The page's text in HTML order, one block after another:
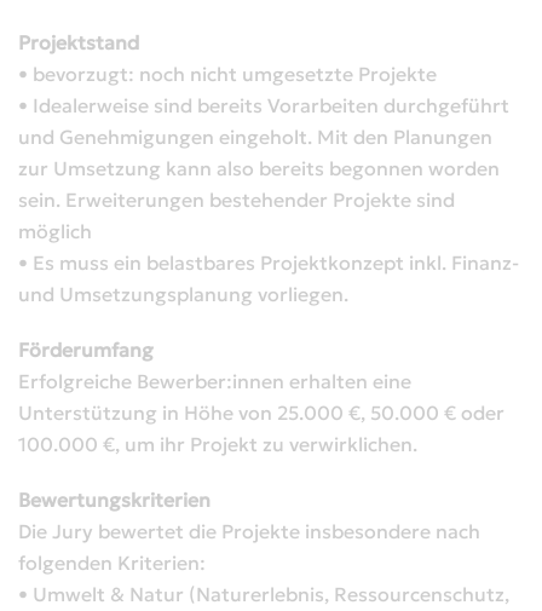
Projektstand
• bevorzugt: noch nicht umgesetzte Projekte
• Idealerweise sind bereits Vorarbeiten durchgeführt
und Genehmigungen eingeholt. Mit den Planungen
zur Umsetzung kann also bereits begonnen worden
sein. Erweiterungen bestehender Projekte sind
möglich
• Es muss ein belastbares Projektkonzept inkl. Finanz-
und Umsetzungsplanung vorliegen.
Förderumfang
Erfolgreiche Bewerber:innen erhalten eine
Unterstützung in Höhe von 25.000 €, 50.000 € oder
100.000 €, um ihr Projekt zu verwirklichen.
Bewertungskriterien
Die Jury bewertet die Projekte insbesondere nach
folgenden Kriterien:
• Umwelt & Natur (Naturerlebnis, Ressourcenschutz,